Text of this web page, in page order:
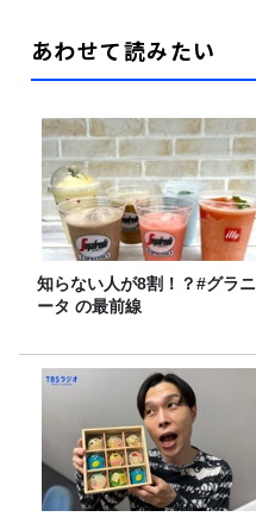
あわせて読みたい
知らない人が8割！？#グラニ
ータ の最前線